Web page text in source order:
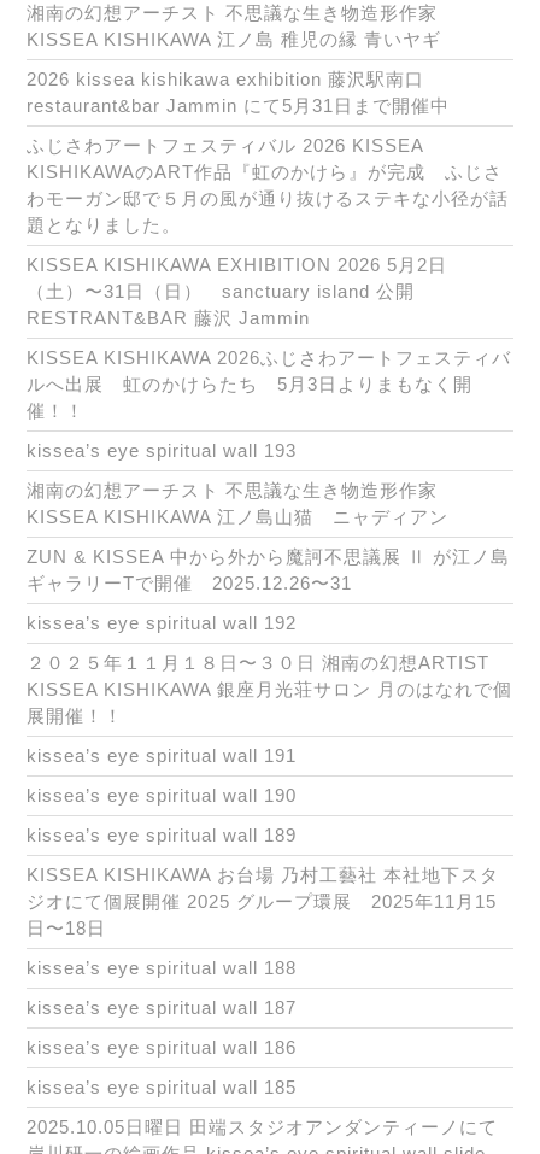
湘南の幻想アーチスト 不思議な生き物造形作家
KISSEA KISHIKAWA 江ノ島 稚児の縁 青いヤギ
2026 kissea kishikawa exhibition 藤沢駅南口
restaurant&bar Jammin にて5月31日まで開催中
ふじさわアートフェスティバル 2026 KISSEA
KISHIKAWAのART作品『虹のかけら』が完成 ふじさ
わモーガン邸で５月の風が通り抜けるステキな小径が話
題となりました。
KISSEA KISHIKAWA EXHIBITION 2026 5月2日
（土）〜31日（日） sanctuary island 公開
RESTRANT&BAR 藤沢 Jammin
KISSEA KISHIKAWA 2026ふじさわアートフェスティバ
ルへ出展 虹のかけらたち 5月3日よりまもなく開
催！！
kissea’s eye spiritual wall 193
湘南の幻想アーチスト 不思議な生き物造形作家
KISSEA KISHIKAWA 江ノ島山猫 ニャディアン
ZUN & KISSEA 中から外から魔訶不思議展 Ⅱ が江ノ島
ギャラリーTで開催 2025.12.26〜31
kissea’s eye spiritual wall 192
２０２５年１１月１８日〜３０日 湘南の幻想ARTIST
KISSEA KISHIKAWA 銀座月光荘サロン 月のはなれで個
展開催！！
kissea’s eye spiritual wall 191
kissea’s eye spiritual wall 190
kissea’s eye spiritual wall 189
KISSEA KISHIKAWA お台場 乃村工藝社 本社地下スタ
ジオにて個展開催 2025 グループ環展 2025年11月15
日〜18日
kissea’s eye spiritual wall 188
kissea’s eye spiritual wall 187
kissea’s eye spiritual wall 186
kissea’s eye spiritual wall 185
2025.10.05日曜日 田端スタジオアンダンティーノにて